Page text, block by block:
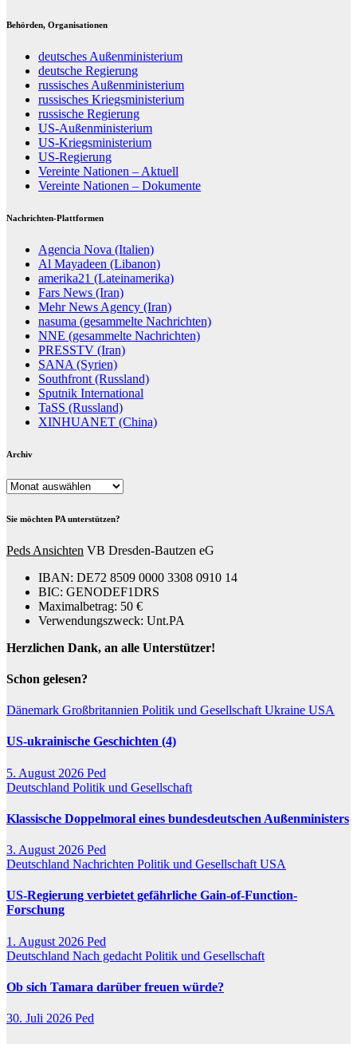
Behörden, Organisationen
deutsches Außenministerium
deutsche Regierung
russisches Außenministerium
russisches Kriegsministerium
russische Regierung
US-Außenministerium
US-Kriegsministerium
US-Regierung
Vereinte Nationen – Aktuell
Vereinte Nationen – Dokumente
Nachrichten-Plattformen
Agencia Nova (Italien)
Al Mayadeen (Libanon)
amerika21 (Lateinamerika)
Fars News (Iran)
Mehr News Agency (Iran)
nasuma (gesammelte Nachrichten)
NNE (gesammelte Nachrichten)
PRESSTV (Iran)
SANA (Syrien)
Southfront (Russland)
Sputnik International
TaSS (Russland)
XINHUANET (China)
Archiv
Archiv
Sie möchten PA unterstützen?
Peds Ansichten VB Dresden-Bautzen eG
IBAN: DE72 8509 0000 3308 0910 14
BIC: GENODEF1DRS
Maximalbetrag: 50 €
Verwendungszweck: Unt.PA
Herzlichen Dank, an alle Unterstützer!
Schon gelesen?
Dänemark Großbritannien Politik und Gesellschaft Ukraine USA
US-ukrainische Geschichten (4)
5. August 2026 Ped
Deutschland Politik und Gesellschaft
Klassische Doppelmoral eines bundesdeutschen Außenministers
3. August 2026 Ped
Deutschland Nachrichten Politik und Gesellschaft USA
US-Regierung verbietet gefährliche Gain-of-Function-
Forschung
1. August 2026 Ped
Deutschland Nach gedacht Politik und Gesellschaft
Ob sich Tamara darüber freuen würde?
30. Juli 2026 Ped